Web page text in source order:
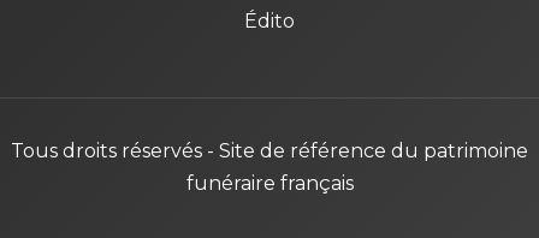
Édito
Tous droits réservés - Site de référence du patrimoine
funéraire français